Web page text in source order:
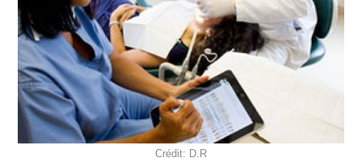
Crédit: D.R